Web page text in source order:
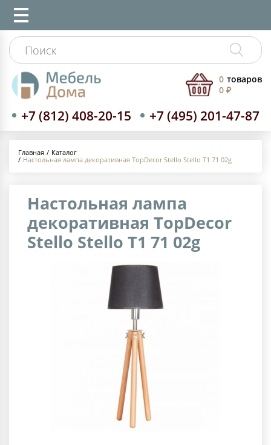
+7 (812) 408-20-15 +7 (495) 201-47-87
0 товаров
0 ₽
Главная
Каталог
Настольная лампа декоративная TopDecor Stello Stello T1 71 02g
Настольная лампа
декоративная TopDecor
Stello Stello T1 71 02g